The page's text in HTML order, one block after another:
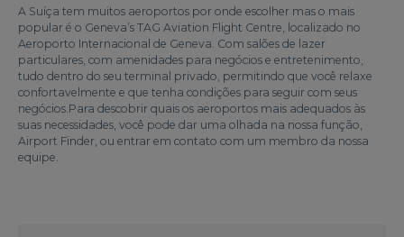
A Suíça tem muitos aeroportos por onde escolher mas o mais
popular é o Geneva’s TAG Aviation Flight Centre, localizado no
Aeroporto Internacional de Geneva. Com salões de lazer
particulares, com amenidades para negócios e entretenimento,
tudo dentro do seu terminal privado, permitindo que você relaxe
confortavelmente e que tenha condições para seguir com seus
negócios.Para descobrir quais os aeroportos mais adequados às
suas necessidades, você pode dar uma olhada na nossa função,
Airport Finder, ou entrar em contato com um membro da nossa
equipe.